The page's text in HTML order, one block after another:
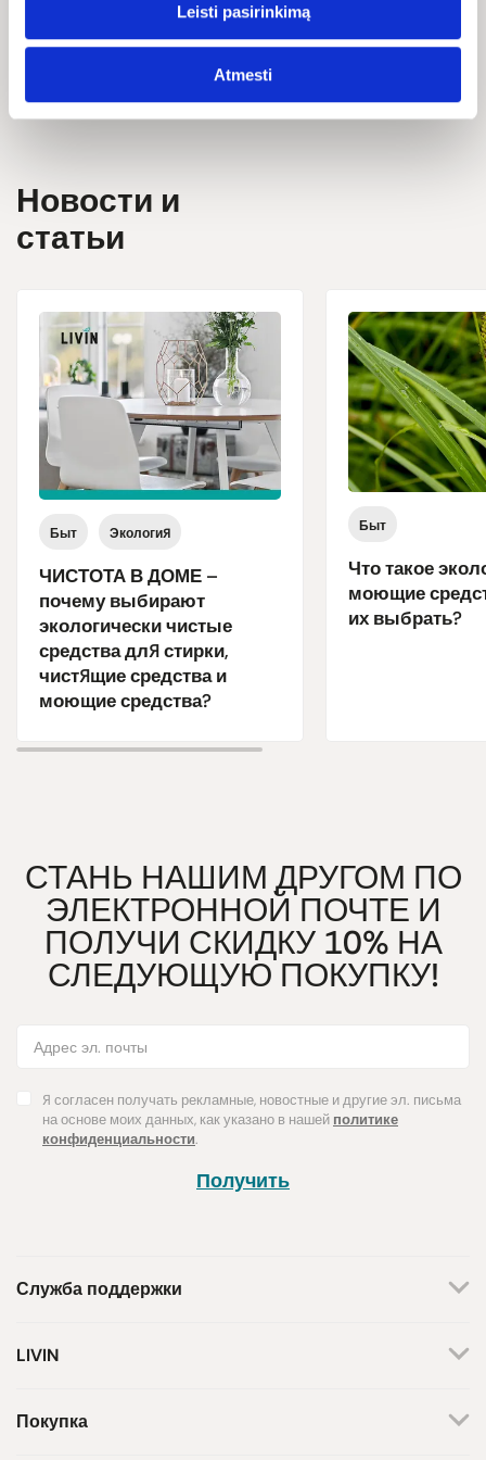
Leisti pasirinkimą
Atmesti
Новости и
статьи
Быт Экология
ЧИСТОТА В ДОМЕ –
почему выбирают
экологически чистые
средства для стирки,
чистящие средства и
моющие средства?
Быт
Что такое
моющие
их выбрать?
СТАНЬ НАШИМ ДРУГОМ ПО
ЭЛЕКТРОННОЙ ПОЧТЕ И
ПОЛУЧИ СКИДКУ 10% НА
СЛЕДУЮЩУЮ ПОКУПКУ!
Я согласен получать рекламные, новостные и другие эл. письма
на основе моих данных, как указано в нашей политике
конфиденциальности.
Получить
Служба поддержки
Мы работаем по будням.
LIVIN
Контакты
Покупка